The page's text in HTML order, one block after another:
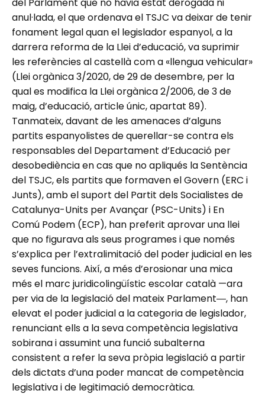
anul·lada, el que ordenava el TSJC va deixar de tenir
fonament legal quan el legislador espanyol, a la
darrera reforma de la Llei d’educació, va suprimir
les referències al castellà com a «llengua vehicular»
(Llei orgànica 3/2020, de 29 de desembre, per la
qual es modifica la Llei orgànica 2/2006, de 3 de
maig, d’educació, article únic, apartat 89).
Tanmateix, davant de les amenaces d’alguns
partits espanyolistes de querellar-se contra els
responsables del Departament d’Educació per
desobediència en cas que no apliqués la Sentència
del TSJC, els partits que formaven el Govern (ERC i
Junts), amb el suport del Partit dels Socialistes de
Catalunya-Units per Avançar (PSC-Units) i En
Comú Podem (ECP), han preferit aprovar una llei
que no figurava als seus programes i que només
s’explica per l’extralimitació del poder judicial en les
seves funcions. Així, a més d’erosionar una mica
més el marc juridicolingüístic escolar català —ara
per via de la legislació del mateix Parlament―, han
elevat el poder judicial a la categoria de legislador,
renunciant ells a la seva competència legislativa
sobirana i assumint una funció subalterna
consistent a refer la seva pròpia legislació a partir
dels dictats d’una poder mancat de competència
legislativa i de legitimació democràtica.